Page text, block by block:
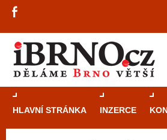
HLAVNÍ STRÁNKA INZERCE